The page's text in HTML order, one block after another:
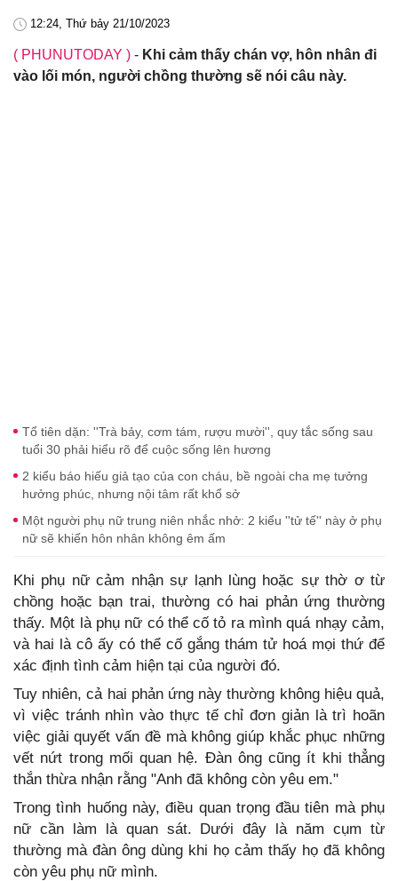
12:24, Thứ bảy 21/10/2023
( PHUNUTODAY ) - Khi cảm thấy chán vợ, hôn nhân đi
vào lối món, người chồng thường sẽ nói câu này.
Tổ tiên dặn: ''Trà bảy, cơm tám, rượu mười'', quy tắc sống sau
tuổi 30 phải hiểu rõ để cuộc sống lên hương
2 kiểu báo hiếu giả tạo của con cháu, bề ngoài cha mẹ tưởng
hưởng phúc, nhưng nội tâm rất khổ sở
Một người phụ nữ trung niên nhắc nhở: 2 kiểu ''tử tế'' này ở phụ
nữ sẽ khiến hôn nhân không êm ấm
Khi phụ nữ cảm nhận sự lạnh lùng hoặc sự thờ ơ từ
chồng hoặc bạn trai, thường có hai phản ứng thường
thấy. Một là phụ nữ có thể cố tỏ ra mình quá nhạy cảm,
và hai là cô ấy có thể cố gắng thám tử hoá mọi thứ để
xác định tình cảm hiện tại của người đó.
Tuy nhiên, cả hai phản ứng này thường không hiệu quả,
vì việc tránh nhìn vào thực tế chỉ đơn giản là trì hoãn
việc giải quyết vấn đề mà không giúp khắc phục những
vết nứt trong mối quan hệ. Đàn ông cũng ít khi thẳng
thắn thừa nhận rằng "Anh đã không còn yêu em."
Trong tình huống này, điều quan trọng đầu tiên mà phụ
nữ cần làm là quan sát. Dưới đây là năm cụm từ
thường mà đàn ông dùng khi họ cảm thấy họ đã không
còn yêu phụ nữ mình.